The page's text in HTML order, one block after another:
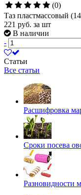
(0)
Таз пластмассовый
221 руб. за шт
В наличии
-
Статьи
Все статьи
Расшифровка
Сроки посева
Разновидности